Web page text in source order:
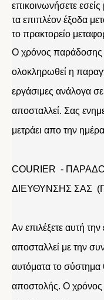
επικοινωνήσετε
τα επιπλέον έξοδα
το πρακτορείο
Ο χρόνος παράδοσης
ολοκληρωθεί η
εργάσιμες ανάλογα
αποσταλλεί. Σας
μετράει απο την
COURIER -
ΔΙΕΥΘΥΝΣΗΣ ΣΑΣ
Αν επιλέξετε αυτή
αποσταλλεί με την
αυτόματα το σύστημα
αποστολής. Ο